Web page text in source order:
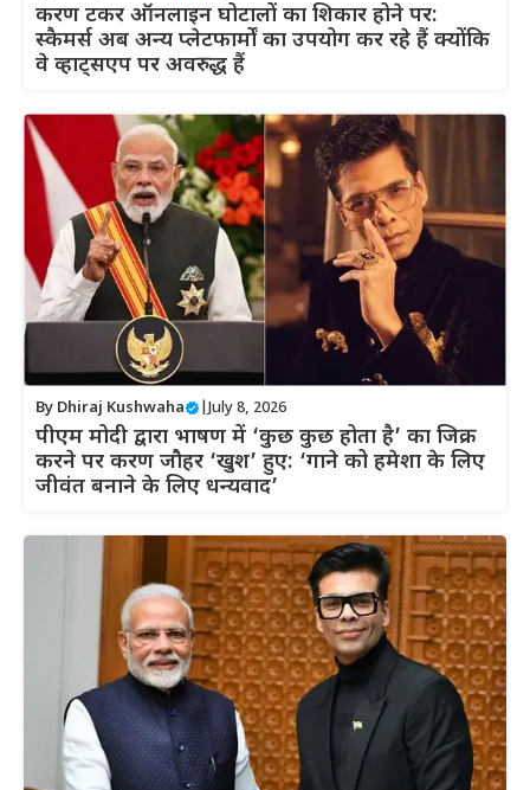
करण टकर ऑनलाइन घोटालों का शिकार होने पर:
स्कैमर्स अब अन्य प्लेटफार्मों का उपयोग कर रहे हैं क्योंकि
वे व्हाट्सएप पर अवरुद्ध हैं
By Dhiraj Kushwaha July 8, 2026
पीएम मोदी द्वारा भाषण में ‘कुछ कुछ होता है’ का जिक्र
करने पर करण जौहर ‘खुश’ हुए: ‘गाने को हमेशा के लिए
जीवंत बनाने के लिए धन्यवाद’